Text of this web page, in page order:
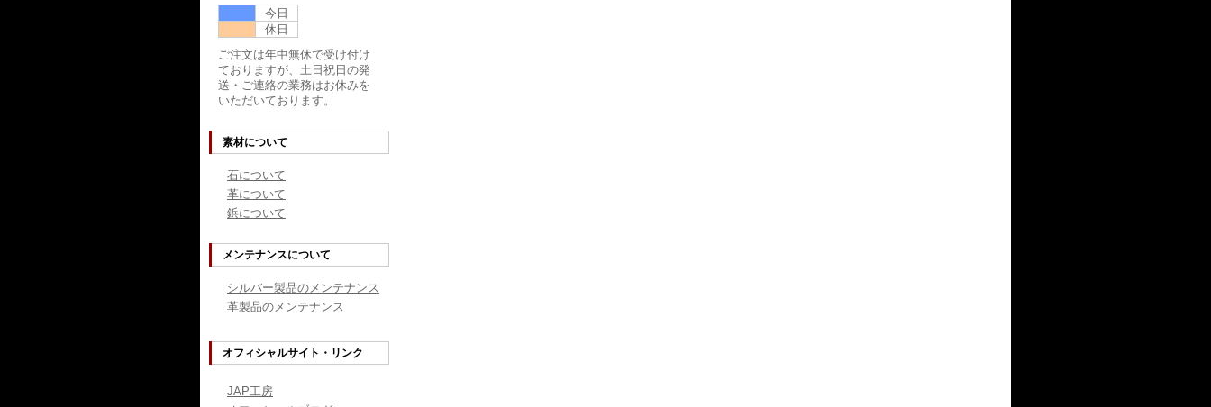
今日
休日
ご注文は年中無休で受け付け
ておりますが、土日祝日の発
送・ご連絡の業務はお休みを
いただいております。
素材について
石について
革について
鋲について
メンテナンスについて
シルバー製品のメンテナンス
革製品のメンテナンス
オフィシャルサイト・リンク
JAP工房